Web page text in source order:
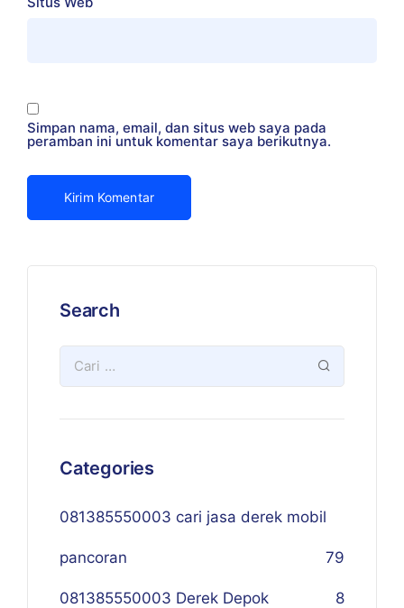
Simpan nama, email, dan situs web saya pada
peramban ini untuk komentar saya berikutnya.
Search
Categories
081385550003 cari jasa derek mobil
pancoran 79
081385550003 Derek Depok 8